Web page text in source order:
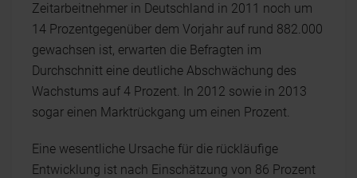
Zeitarbeitnehmer in Deutschland in 2011 noch um
14 Prozentgegenüber dem Vorjahr auf rund 882.000
gewachsen ist, erwarten die Befragten im
Durchschnitt eine deutliche Abschwächung des
Wachstums auf 4 Prozent. In 2012 sowie in 2013
sogar einen Marktrückgang um einen Prozent.
Eine wesentliche Ursache für die rückläufige
Entwicklung ist nach Einschätzung von 86 Prozent